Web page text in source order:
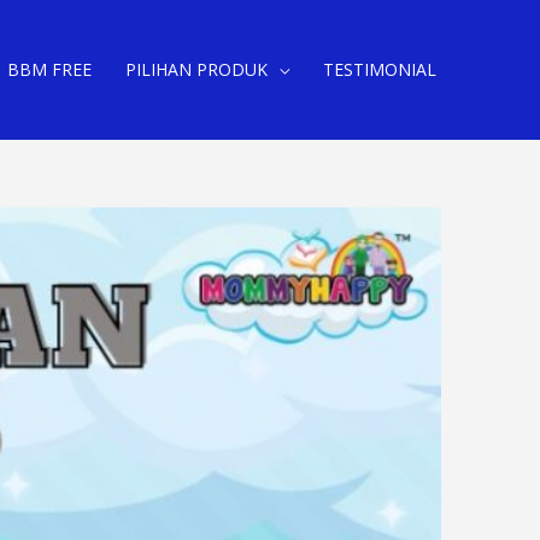
BBM FREE PILIHAN PRODUK TESTIMONIAL